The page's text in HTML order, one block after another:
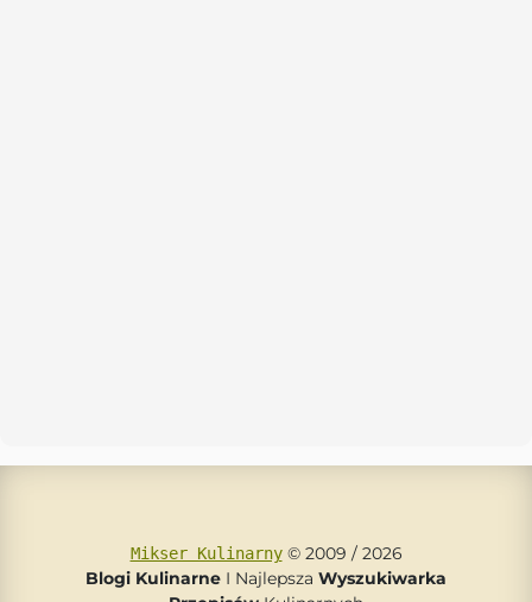
Mikser Kulinarny© 2009 / 2026
Blogi Kulinarne I Najlepsza Wyszukiwarka